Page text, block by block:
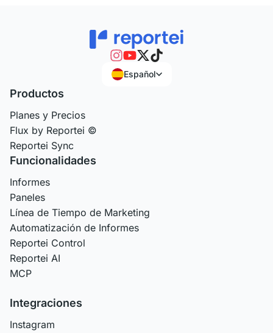
Español
Productos
Planes y Precios
Flux by Reportei ©
Reportei Sync
Funcionalidades
Informes
Paneles
Línea de Tiempo de Marketing
Automatización de Informes
Reportei Control
Reportei AI
MCP
Integraciones
Instagram